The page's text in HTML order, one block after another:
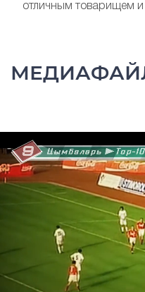
отличным товарищем